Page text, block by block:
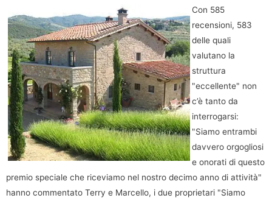
Con 585
recensioni, 583
delle quali
valutano la
struttura
"eccellente" non
c’è tanto da
interrogarsi:
"Siamo entrambi
davvero orgogliosi
e onorati di questo
premio speciale che riceviamo nel nostro decimo anno di attività"
hanno commentato Terry e Marcello, i due proprietari "Siamo